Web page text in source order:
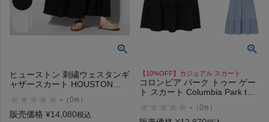
旅行
もっと見る
ヒューストン 刺繍ウェスタンギ
ャザースカート HOUSTON
GATHERED SKIRT
- （0件 ）
販売価格 ¥14,080税込
【10%OFF】カジュアル スカート
コロンビア パーク トゥー ゲー
ト スカート Columbia Park to
- （0件 ）